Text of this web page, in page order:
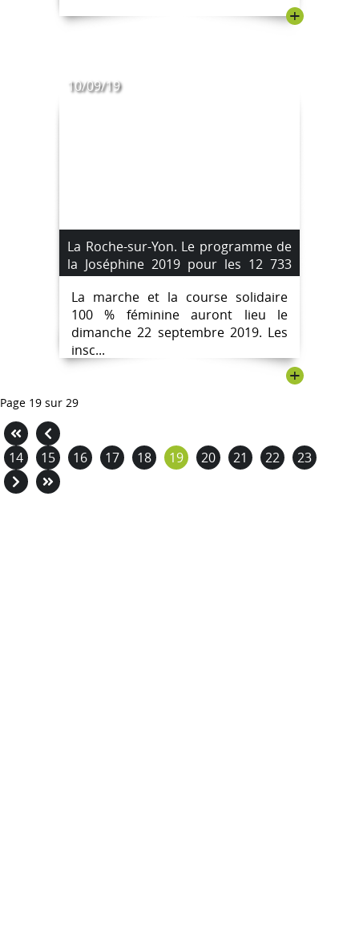
+
10/09/19
La Roche-sur-Yon. Le programme de
la Joséphine 2019 pour les 12 733
marcheuses des coureuses.
La marche et la course solidaire
100 % féminine auront lieu le
dimanche 22 septembre 2019. Les
insc...
+
Page 19 sur 29
14 15 16 17 18 19 20 21 22 23